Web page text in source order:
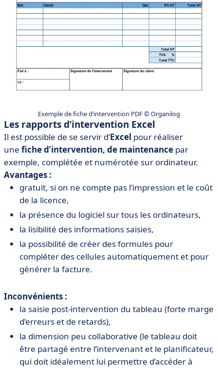
Exemple de fiche d’intervention PDF © Organilog
Les rapports d’intervention Excel
Il est possible de se servir d’Excel pour réaliser
une fiched’intervention, de maintenance par
exemple, complétée et numérotée sur ordinateur.
Avantages :
gratuit, si on ne compte pas l’impression et le coût
de la licence,
la présence du logiciel sur tous les ordinateurs,
la lisibilité des informations saisies,
la possibilité de créer des formules pour
compléter des cellules automatiquement et pour
générer la facture.
Inconvénients :
la saisie post-intervention du tableau (forte marge
d’erreurs et de retards),
la dimension peu collaborative (le tableau doit
être partagé entre l’intervenant et le planificateur,
qui doit idéalement lui permettre d’accéder à